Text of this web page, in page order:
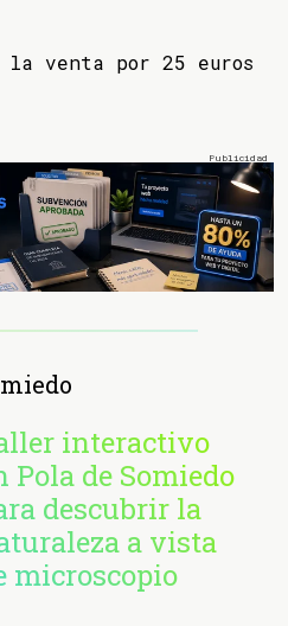
venta por 25 euros
interactivo
Pola de Somiedo
descubrir la
a vista
microscopio